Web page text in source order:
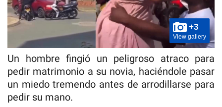
+3
View gallery
Un hombre fingió un peligroso atraco para
pedir matrimonio a su novia, haciéndole pasar
un miedo tremendo antes de arrodillarse para
pedir su mano.